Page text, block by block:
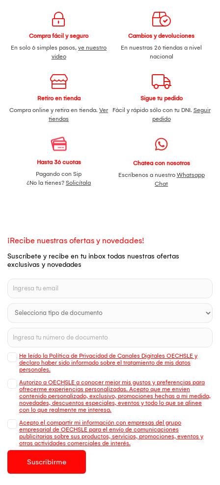
Compra fácil y seguro
En solo 6 simples pasos, ve nuestro
video
Cambios y devoluciones
En nuestras 26 tiendas a nivel
nacional
Retiro en tienda
Compra online y retira en tienda. Ver
tiendas
Sigue tu pedido
Fácil y rápido sólo con tu DNI. Seguir
pedido
Hasta 36 cuotas
Pagando con Sip
¿No la tienes? Solicítala
Chatea con nosotros
Escríbenos a nuestro Whatsapp
Chat
¡Recibe nuestras ofertas y novedades!
Suscríbete y recibe en tu inbox todas nuestras ofertas
exclusivas y novedades
He leído la Política de Privacidad de Canales Digitales OECHSLE y
declaro haber sido informado sobre el tratamiento de mis datos
personales.
Autorizo a OECHSLE a conocer mejor mis gustos y preferencias para
ofrecerme experiencias personalizadas. Acepto que me envien
contenido personalizado, exclusivo, promociones hechas a mi medida,
novedades, descuentos especiales, eventos y todo lo que se alinee
con lo que realmente me interesa.
Acepto el compartir mi información con empresas del grupo
empresarial de OECHSLE para el envío de comunicaciones
publicitarias sobre sus productos, servicios, promociones, eventos y
otras actividades comerciales de interés.
Suscribirme